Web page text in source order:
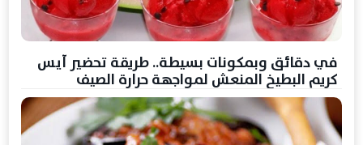
في دقائق وبمكونات بسيطة.. طريقة تحضير آيس
كريم البطيخ المنعش لمواجهة حرارة الصيف